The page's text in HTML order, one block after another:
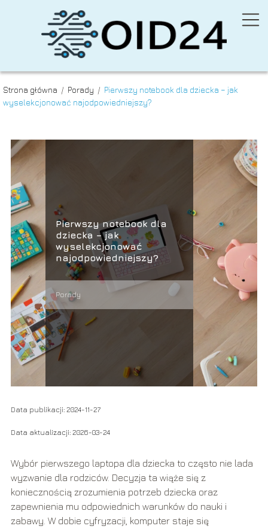
Strona główna / Porady / Pierwszy notebook dla dziecka – jak
wyselekcjonować najodpowiedniejszy?
Pierwszy notebook dla
dziecka – jak
wyselekcjonować
najodpowiedniejszy?
Porady
Data publikacji: 2024-11-27
Data aktualizacji: 2026-03-24
Wybór pierwszego laptopa dla dziecka to często nie lada
wyzwanie dla rodziców. Decyzja ta wiąże się z
koniecznością zrozumienia potrzeb dziecka oraz
zapewnienia mu odpowiednich warunków do nauki i
zabawy. W dobie cyfryzacji, komputer staje się